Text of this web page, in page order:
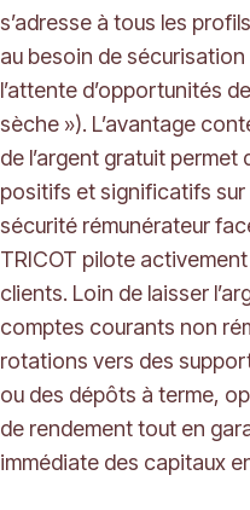
s’adresse à tous les
au besoin de
l’attente d’opportunités
sèche »). L’avantage
de l’argent gratuit
positifs et significatifs
sécurité rémunérateur
TRICOT pilote
clients. Loin de laisser
comptes courants non
rotations vers des
ou des dépôts à terme,
de rendement tout en
immédiate des capitaux